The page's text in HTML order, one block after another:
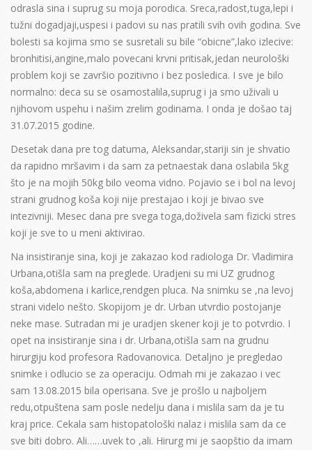
odrasla sina i suprug su moja porodica. Sreca,radost,tuga,lepi i
tužni dogadjaji,uspesi i padovi su nas pratili svih ovih godina. Sve
bolesti sa kojima smo se susretali su bile “obicne”,lako izlecive:
bronhitisi,angine,malo povecani krvni pritisak,jedan neurološki
problem koji se završio pozitivno i bez posledica. I sve je bilo
normalno: deca su se osamostalila,suprug i ja smo uživali u
njihovom uspehu i našim zrelim godinama. I onda je došao taj
31.07.2015 godine.
Desetak dana pre tog datuma, Aleksandar,stariji sin je shvatio
da rapidno mršavim i da sam za petnaestak dana oslabila 5kg
što je na mojih 50kg bilo veoma vidno. Pojavio se i bol na levoj
strani grudnog koša koji nije prestajao i koji je bivao sve
intezivniji. Mesec dana pre svega toga,doživela sam fizicki stres
koji je sve to u meni aktivirao.
Na insistiranje sina, koji je zakazao kod radiologa Dr. Vladimira
Urbana,otišla sam na preglede. Uradjeni su mi UZ grudnog
koša,abdomena i karlice,rendgen pluca. Na snimku se ,na levoj
strani videlo nešto. Skopijom je dr. Urban utvrdio postojanje
neke mase. Sutradan mi je uradjen skener koji je to potvrdio. I
opet na insistiranje sina i dr. Urbana,otišla sam na grudnu
hirurgiju kod profesora Radovanovica. Detaljno je pregledao
snimke i odlucio se za operaciju. Odmah mi je zakazao i vec
sam 13.08.2015 bila operisana. Sve je prošlo u najboljem
redu,otpuštena sam posle nedelju dana i mislila sam da je tu
kraj price. Cekala sam histopatološki nalaz i mislila sam da ce
sve biti dobro. Ali……uvek to ,ali. Hirurg mi je saopštio da imam